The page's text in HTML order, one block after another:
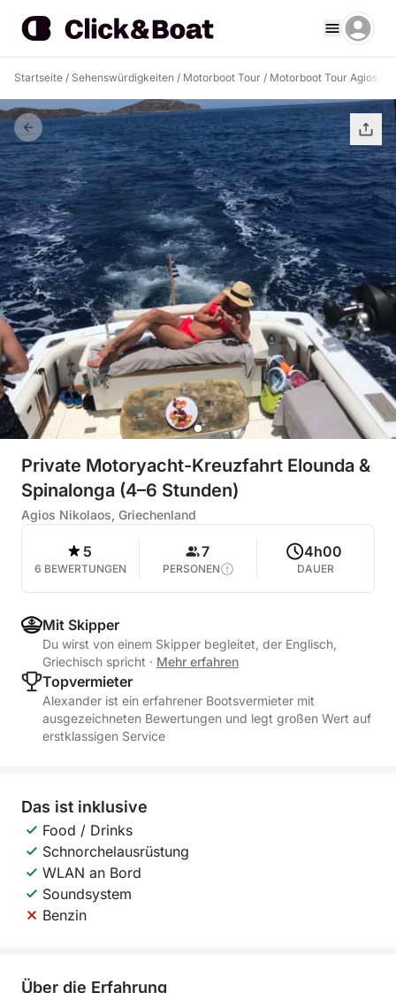
Startseite / Sehenswürdigkeiten / Motorboot Tour / Motorboot Tour Agios
Private Motoryacht-Kreuzfahrt Elounda &
Spinalonga (4–6 Stunden)
Agios Nikolaos, Griechenland
5
6 BEWERTUNGEN
7
PERSONEN
4h00
DAUER
Mit Skipper
Du wirst von einem Skipper begleitet, der Englisch,
Griechisch spricht · Mehr erfahren
Topvermieter
Alexander ist ein erfahrener Bootsvermieter mit
ausgezeichneten Bewertungen und legt großen Wert auf
erstklassigen Service
Das ist inklusive
Food / Drinks
Schnorchelausrüstung
WLAN an Bord
Soundsystem
Benzin
Über die Erfahrung